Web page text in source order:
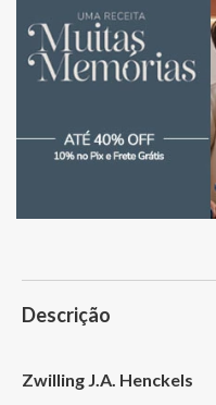
Descrição
Zwilling J.A. Henckels